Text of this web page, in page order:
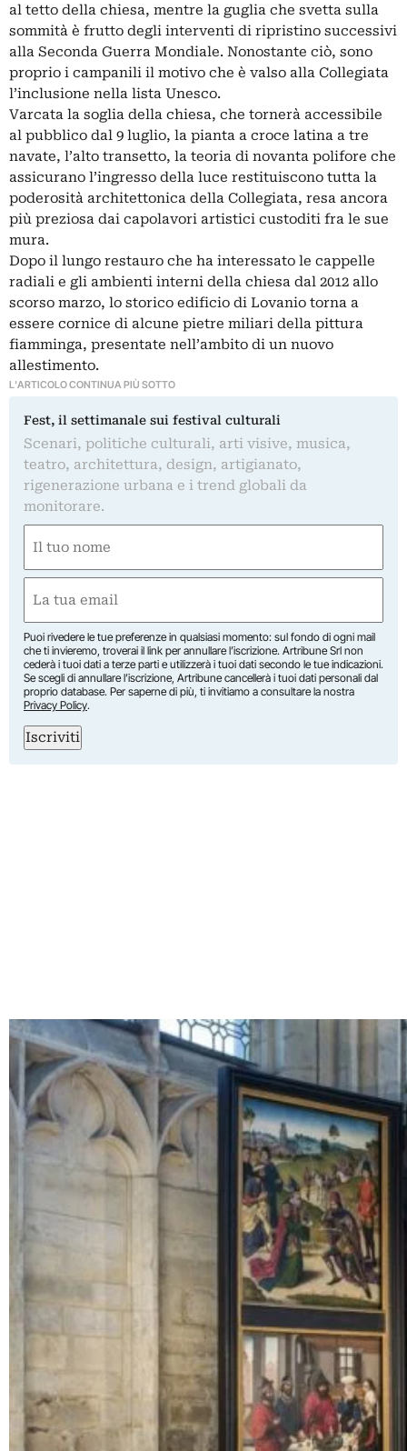
al tetto della chiesa, mentre la guglia che svetta sulla
sommità è frutto degli interventi di ripristino successivi
alla Seconda Guerra Mondiale. Nonostante ciò, sono
proprio i campanili il motivo che è valso alla Collegiata
l’inclusione nella lista Unesco.
Varcata la soglia della chiesa, che tornerà accessibile
al pubblico dal 9 luglio, la pianta a croce latina a tre
navate, l’alto transetto, la teoria di novanta polifore che
assicurano l’ingresso della luce restituiscono tutta la
poderosità architettonica della Collegiata, resa ancora
più preziosa dai capolavori artistici custoditi fra le sue
mura.
Dopo il lungo restauro che ha interessato le cappelle
radiali e gli ambienti interni della chiesa dal 2012 allo
scorso marzo, lo storico edificio di Lovanio torna a
essere cornice di alcune pietre miliari della pittura
fiamminga, presentate nell’ambito di un nuovo
allestimento.
L'ARTICOLO CONTINUA PIÙ SOTTO
Fest, il settimanale sui festival culturali
Scenari, politiche culturali, arti visive, musica,
teatro, architettura, design, artigianato,
rigenerazione urbana e i trend globali da
monitorare.
(Required)
First
(Required)
Puoi rivedere le tue preferenze in qualsiasi momento: sul fondo di ogni mail
che ti invieremo, troverai il link per annullare l’iscrizione. Artribune Srl non
cederà i tuoi dati a terze parti e utilizzerà i tuoi dati secondo le tue indicazioni.
Se scegli di annullare l’iscrizione, Artribune cancellerà i tuoi dati personali dal
proprio database. Per saperne di più, ti invitiamo a consultare la nostra
Privacy Policy.
Iscriviti